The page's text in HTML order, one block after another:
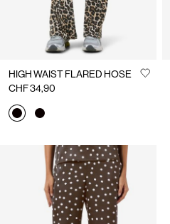
HIGH WAIST FLARED HOSE
CHF 34,90